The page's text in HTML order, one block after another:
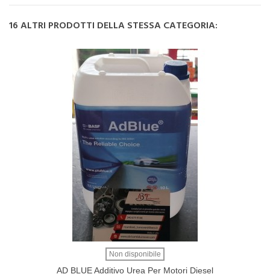
16 ALTRI PRODOTTI DELLA STESSA CATEGORIA:
Non disponibile
AD BLUE Additivo Urea Per Motori Diesel